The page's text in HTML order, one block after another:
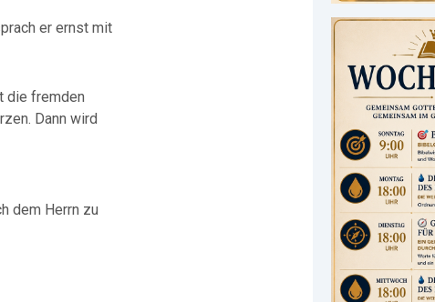
er ernst mit
die fremden
Dann wird
dem Herrn zu